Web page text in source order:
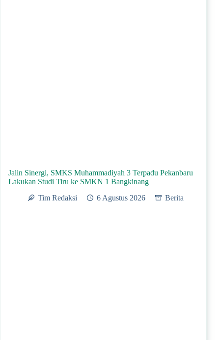
Jalin Sinergi, SMKS Muhammadiyah 3 Terpadu Pekanbaru
Lakukan Studi Tiru ke SMKN 1 Bangkinang
Tim Redaksi
6 Agustus 2026 Berita